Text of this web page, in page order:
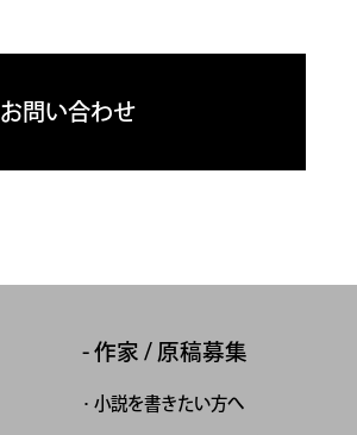
お問い合わせ
作家 / 原稿募集
小説を書きたい方へ